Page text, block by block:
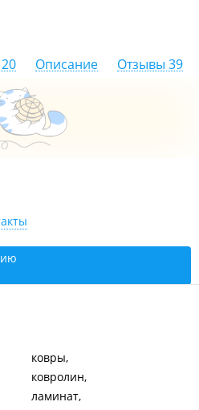
20 Описание Отзывы 39
Бородинская, 46/50
ковры
ковролин
ламинат